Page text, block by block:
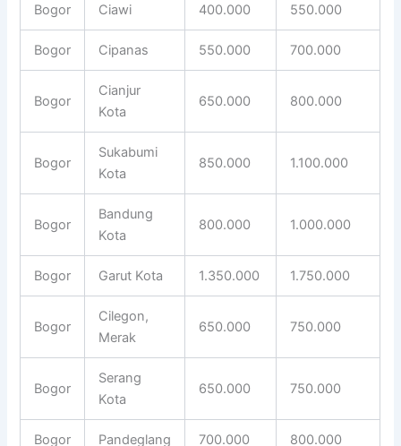
Bogor Ciawi 400.000 550.000
Bogor Cipanas 550.000 700.000
Bogor
Cianjur
Kota
650.000 800.000
Bogor
Sukabumi
Kota
850.000 1.100.000
Bogor
Bandung
Kota
800.000 1.000.000
Bogor Garut Kota 1.350.000 1.750.000
Bogor
Cilegon,
Merak
650.000 750.000
Bogor
Serang
Kota
650.000 750.000
Bogor Pandeglang 700.000 800.000